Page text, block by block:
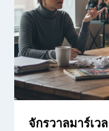
จักรวาลมาร์เว